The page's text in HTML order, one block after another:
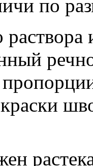
по